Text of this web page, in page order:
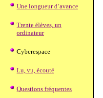
Une longueur d’avance
Trente élèves, un
ordinateur
Cyberespace
Lu, vu, écouté
Questions fréquentes